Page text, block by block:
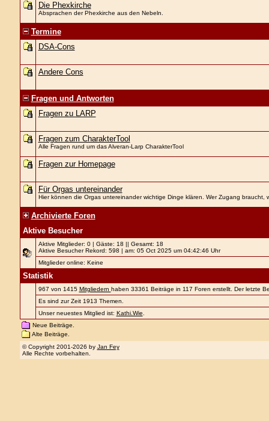
Die Phexkirche
Absprachen der Phexkirche aus den Nebeln.
Termine
DSA-Cons
Andere Cons
Fragen und Antworten
Fragen zu LARP
Fragen zum CharakterTool
Alle Fragen rund um das Alveran-Larp CharakterTool
Fragen zur Homepage
Für Orgas untereinander
Hier können die Orgas untereinander wichtige Dinge klären. Wer Zugang braucht,
Archivierte Foren
Aktive Besucher
Aktive Mitglieder: 0 | Gäste: 18 || Gesamt: 18
Aktive Besucher Rekord: 598 | am: 05 Oct 2025 um 04:42:46 Uhr
Mitglieder online: Keine
Statistik
967 von 1415 Mitgliedern haben 33361 Beiträge in 117 Foren erstellt. Der letzte
Es sind zur Zeit 1913 Themen.
Unser neuestes Mitglied ist: Kathi.Wie
Neue Beiträge.
Alte Beiträge.
© Copyright 2001-2026 by Jan Fey
Alle Rechte vorbehalten.